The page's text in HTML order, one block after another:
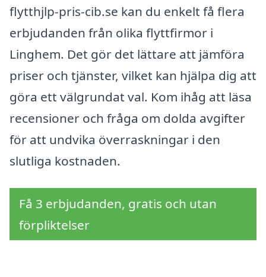
flytthjlp-pris-cib.se kan du enkelt få flera
erbjudanden från olika flyttfirmor i
Linghem. Det gör det lättare att jämföra
priser och tjänster, vilket kan hjälpa dig att
göra ett välgrundat val. Kom ihåg att läsa
recensioner och fråga om dolda avgifter
för att undvika överraskningar i den
slutliga kostnaden.
Få 3 erbjudanden, gratis och utan
förpliktelser